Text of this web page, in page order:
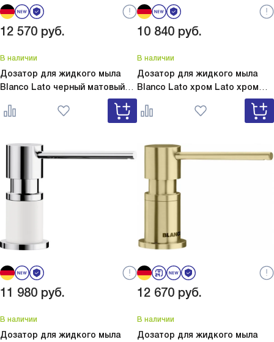
12 570 руб.
В наличии
Дозатор для жидкого мыла
Blanco Lato черный матовый
Lato черный матовый 525789
10 840 руб.
В наличии
Дозатор для жидкого мыла
Blanco Lato хром Lato хром
11 980 руб.
В наличии
Дозатор для жидкого мыла
12 670 руб.
В наличии
Дозатор для жидкого мыла